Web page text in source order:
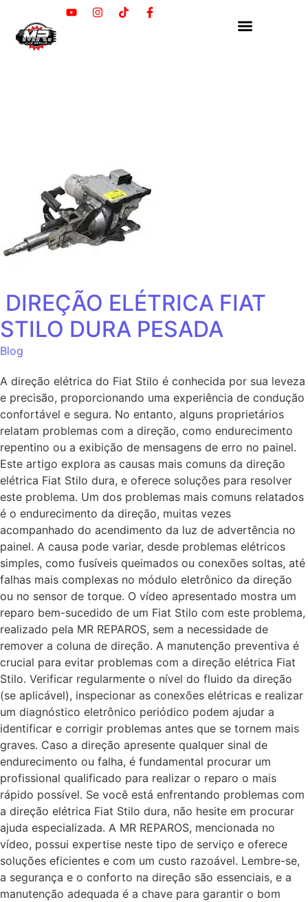
DIREÇÃO ELÉTRICA FIAT
STILO DURA PESADA
Blog
A direção elétrica do Fiat Stilo é conhecida por sua leveza
e precisão, proporcionando uma experiência de condução
confortável e segura. No entanto, alguns proprietários
relatam problemas com a direção, como endurecimento
repentino ou a exibição de mensagens de erro no painel.
Este artigo explora as causas mais comuns da direção
elétrica Fiat Stilo dura, e oferece soluções para resolver
este problema. Um dos problemas mais comuns relatados
é o endurecimento da direção, muitas vezes
acompanhado do acendimento da luz de advertência no
painel. A causa pode variar, desde problemas elétricos
simples, como fusíveis queimados ou conexões soltas, até
falhas mais complexas no módulo eletrônico da direção
ou no sensor de torque. O vídeo apresentado mostra um
reparo bem-sucedido de um Fiat Stilo com este problema,
realizado pela MR REPAROS, sem a necessidade de
remover a coluna de direção. A manutenção preventiva é
crucial para evitar problemas com a direção elétrica Fiat
Stilo. Verificar regularmente o nível do fluido da direção
(se aplicável), inspecionar as conexões elétricas e realizar
um diagnóstico eletrônico periódico podem ajudar a
identificar e corrigir problemas antes que se tornem mais
graves. Caso a direção apresente qualquer sinal de
endurecimento ou falha, é fundamental procurar um
profissional qualificado para realizar o reparo o mais
rápido possível. Se você está enfrentando problemas com
a direção elétrica Fiat Stilo dura, não hesite em procurar
ajuda especializada. A MR REPAROS, mencionada no
vídeo, possui expertise neste tipo de serviço e oferece
soluções eficientes e com um custo razoável. Lembre-se,
a segurança e o conforto na direção são essenciais, e a
manutenção adequada é a chave para garantir o bom